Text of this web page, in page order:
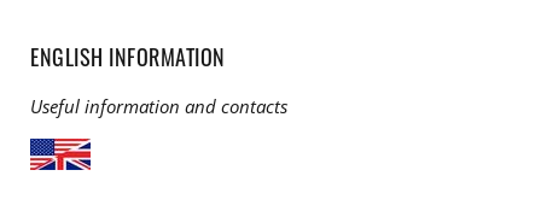
ENGLISH INFORMATION
Useful information and contacts